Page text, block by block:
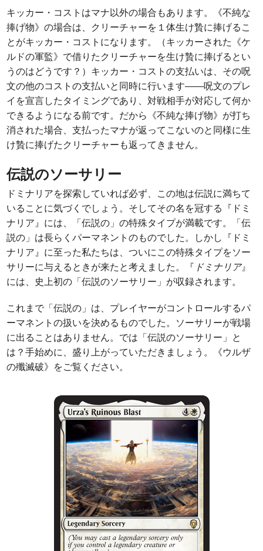
キッカー・コストはマナ以外の場合もあります。《不純な
捧げ物》の場合は、クリーチャーを１体生け贄に捧げるこ
とがキッカー・コストになります。（キッカーされた《ケ
ルドの軍監》で借りたクリーチャーを生け贄に捧げるとい
うのはどうです？）キッカー・コストの支払いは、その呪
文の他のコストの支払いと同時に行います――呪文のプレ
イを宣言したタイミングであり、対戦相手が対応して何か
できるようになる前です。だから《不純な捧げ物》が打ち
消された場合、支払ったマナが返ってこないのと同様に生
け贄に捧げたクリーチャーも返ってきません。
伝説のソーサリー
ドミナリアを探索していれば必ず、この地は伝説に満ちて
いることに気づくでしょう。そしてその名を冠する『ドミ
ナリア』には、「伝説の」の特殊タイプが満載です。「伝
説の」は長らくパーマネントのものでした。しかし『ドミ
ナリア』に至った私たちは、ついにこの特殊タイプをソー
サリーに与えるときが来たと考えました。『 ドミナリア』
には、史上初の「伝説のソーサリー」が収録されます。
これまで「伝説の」は、プレイヤーがコントロールするパ
ーマネントの扱いを決めるものでした。ソーサリーが戦場
に出ることはありません。では「伝説のソーサリー」と
は？手始めに、盛り上がっていただきましょう。《ウルザ
の殲滅破》をご覧ください。